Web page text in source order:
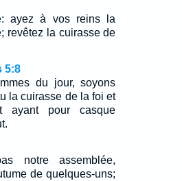
ayez à vos reins la
revêtez la cuirasse de
5:8
du jour, soyons
la cuirasse de la foi et
pour casque
notre assemblée,
de quelques-uns;